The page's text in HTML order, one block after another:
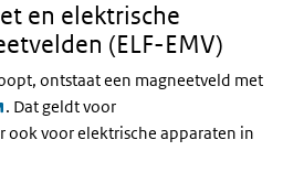
en elektrische
(ELF-EMV)
ontstaat een magneetveld met
(externe link)
. Dat geldt voor
ook voor elektrische apparaten in